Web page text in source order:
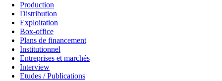
Production
Distribution
Exploitation
Box-office
Plans de financement
Institutionnel
Entreprises et marchés
Interview
Etudes / Publications